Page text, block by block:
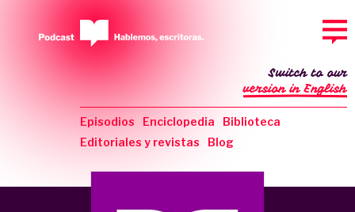
Episodios Enciclopedia
Biblioteca
Editoriales y revistas
Blog
Switch to our
version in English